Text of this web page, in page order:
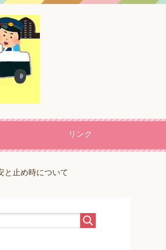
リンク
と止め時について